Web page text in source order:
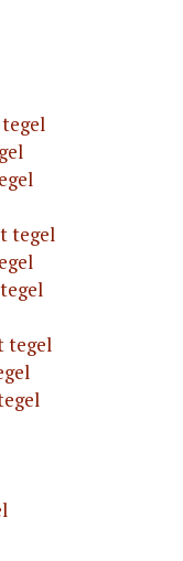
tegel
tegel